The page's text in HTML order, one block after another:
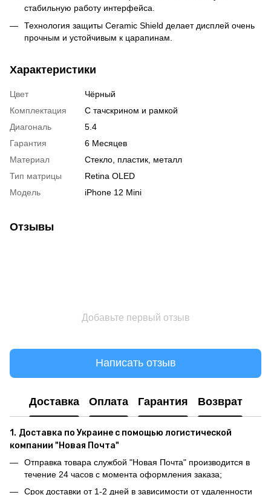
стабильную работу интерфейса.
Технология защиты Ceramic Shield делает дисплей очень
прочным и устойчивым к царапинам.
Характеристики
Цвет
Чёрный
Комплектация
С тачскрином и рамкой
Диагональ
5.4
Гарантия
6 Месяцев
Материал
Стекло, пластик, металл
Тип матрицы
Retina OLED
Модель
iPhone 12 Mini
Отзывы
Добавьте первый отзыв
Написать отзыв
Доставка Оплата Гарантия Возврат
1. Доставка по Украине с помощью логистической
компании "Новая Почта"
Отправка товара службой "Новая Почта" производится в
течение 24 часов с момента оформления заказа;
Срок доставки от 1-2 дней в зависимости от удаленности